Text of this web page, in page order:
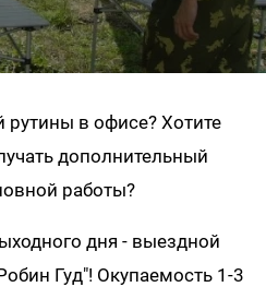
рутины в офисе? Хотите
дополнительный
работы?
дня - выездной
Гуд"! Окупаемость 1-3